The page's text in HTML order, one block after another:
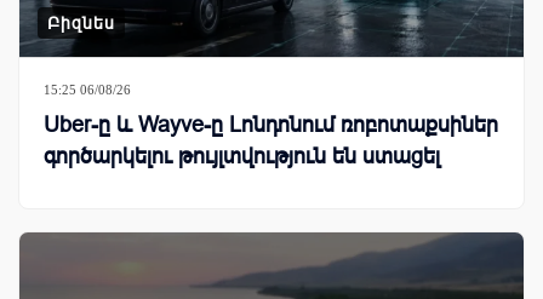
Բիզնես
15:25 06/08/26
Uber-ը և Wayve-ը Լոնդոնում ռոբոտաքսիներ
գործարկելու թույլտվություն են ստացել